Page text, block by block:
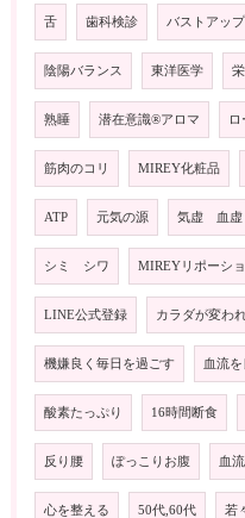
舌 歯科検診 バストアップ
陰陽バランス 東洋医学
熟睡 潜在意識®️アロマ ロ
筋肉のコリ MIREY化粧品
ATP 元気の源 気虚 血虚
シミ シワ MIREYリポーシ
LINE公式登録 カラダが変わ
機嫌良く毎日を過ごす 血流
酸素たっぷり 16時間断食
反り腰 ぽっこりお腹 血
心を整える 50代,60代 若